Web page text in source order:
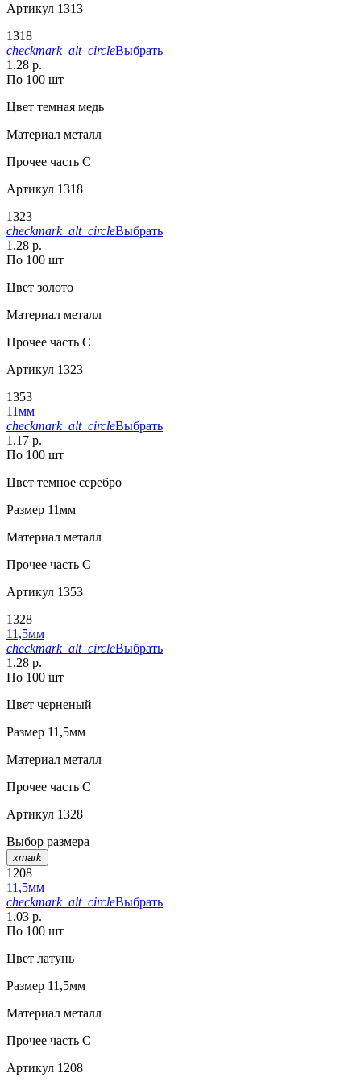
Артикул 1313
1318
checkmark_alt_circleВыбрать
1.28 р.
По 100 шт
Цвет темная медь
Материал металл
Прочее часть С
Артикул 1318
1323
checkmark_alt_circleВыбрать
1.28 р.
По 100 шт
Цвет золото
Материал металл
Прочее часть C
Артикул 1323
1353
11мм
checkmark_alt_circleВыбрать
1.17 р.
По 100 шт
Цвет темное серебро
Размер 11мм
Материал металл
Прочее часть C
Артикул 1353
1328
11,5мм
checkmark_alt_circleВыбрать
1.28 р.
По 100 шт
Цвет черненый
Размер 11,5мм
Материал металл
Прочее часть C
Артикул 1328
Выбор размера
xmark
1208
11,5мм
checkmark_alt_circleВыбрать
1.03 р.
По 100 шт
Цвет латунь
Размер 11,5мм
Материал металл
Прочее часть С
Артикул 1208